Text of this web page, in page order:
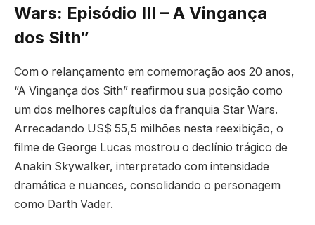
Wars: Episódio III – A Vingança
dos Sith”
Com o relançamento em comemoração aos 20 anos,
“A Vingança dos Sith” reafirmou sua posição como
um dos melhores capítulos da franquia Star Wars.
Arrecadando US$ 55,5 milhões nesta reexibição, o
filme de George Lucas mostrou o declínio trágico de
Anakin Skywalker, interpretado com intensidade
dramática e nuances, consolidando o personagem
como Darth Vader.